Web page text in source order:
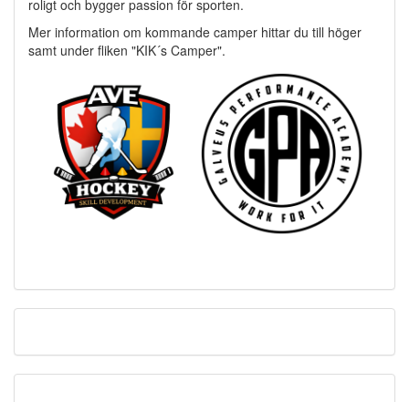
roligt och bygger passion för sporten.
Mer information om kommande camper hittar du till höger
samt under fliken "KIK´s Camper".